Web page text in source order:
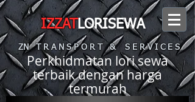
IZZATLORISEWA
ZN T R A N S P O R T & S E R V I C E S
Perkhidmatan lori sewa
terbaik dengan harga
termurah